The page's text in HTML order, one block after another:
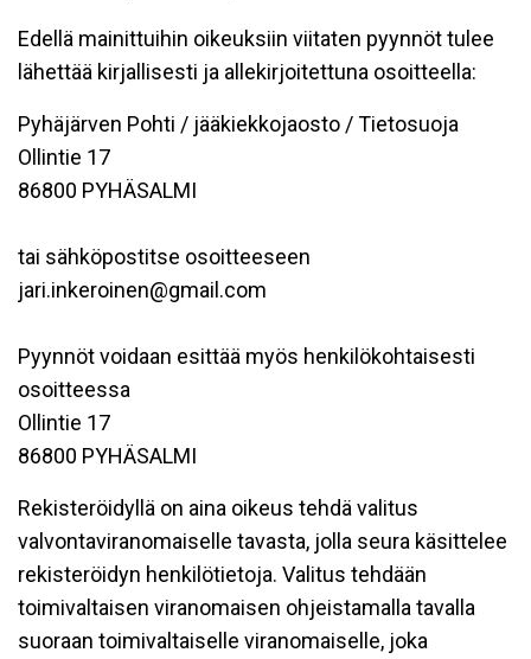
Edellä mainittuihin oikeuksiin viitaten pyynnöt tulee
lähettää kirjallisesti ja allekirjoitettuna osoitteella:
Pyhäjärven Pohti / jääkiekkojaosto / Tietosuoja
Ollintie 17
86800 PYHÄSALMI
tai sähköpostitse osoitteeseen
jari.inkeroinen@gmail.com
Pyynnöt voidaan esittää myös henkilökohtaisesti
osoitteessa
Ollintie 17
86800 PYHÄSALMI
Rekisteröidyllä on aina oikeus tehdä valitus
valvontaviranomaiselle tavasta, jolla seura käsittelee
rekisteröidyn henkilötietoja. Valitus tehdään
toimivaltaisen viranomaisen ohjeistamalla tavalla
suoraan toimivaltaiselle viranomaiselle, joka